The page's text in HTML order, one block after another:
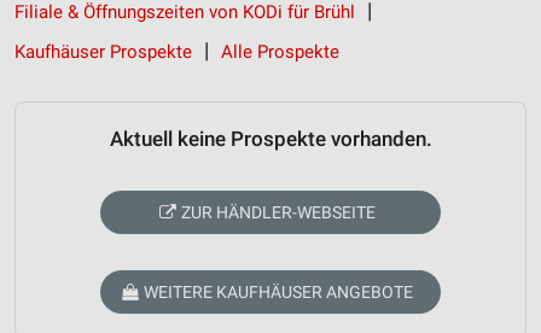
Filiale & Öffnungszeiten von KODi für Brühl
Kaufhäuser Prospekte
Alle Prospekte
Aktuell keine Prospekte vorhanden.
ZUR HÄNDLER-WEBSEITE
WEITERE KAUFHÄUSER ANGEBOTE